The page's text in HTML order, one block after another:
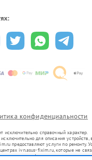
конфиденциальности
исключительно справочный характер.
для описания
предоставляют услуги по ремонту.
ivn.asus-fixim.ru, которые не
или их официальными